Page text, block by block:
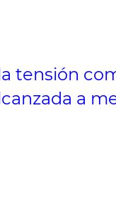
tensión
a